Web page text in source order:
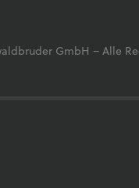
GmbH – Alle